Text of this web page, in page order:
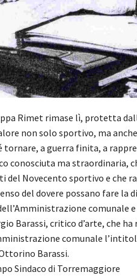
Rimet rimase lì, protetta
non solo sportivo, ma
tornare, a guerra finita, a
conosciuta ma straordinaria,
del Novecento sportivo e che
del dovere possano fare la
Barassi, critico d’arte, che
comunale
Barassi.
Sindaco di Torremaggiore